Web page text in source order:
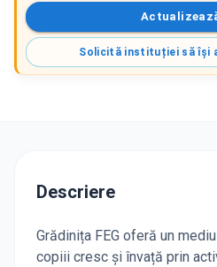
Solicită instituției să își
Descriere
Grădinița FEG oferă un
copiii cresc și învață prin